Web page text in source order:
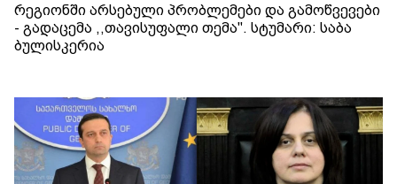
რეგიონში არსებული პრობლემები და გამოწვევები
- გადაცემა ,,თავისუფალი თემა". სტუმარი: საბა
ბულისკერია